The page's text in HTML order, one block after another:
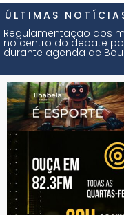
ÚLTIMAS
Regulamentação dos
no centro do debate
durante agenda de